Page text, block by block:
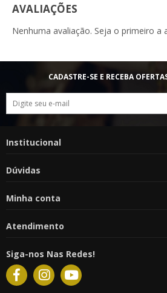
AVALIAÇÕES
Nenhuma avaliação. Seja o primeiro a
CADASTRE-SE E RECEBA
Institucional
Dúvidas
Minha conta
Atendimento
Siga-nos Nas Redes!